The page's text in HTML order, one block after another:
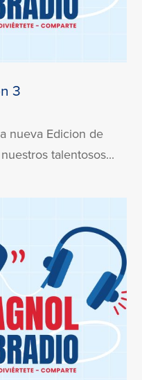
3
nueva Edicion de
talentosos...